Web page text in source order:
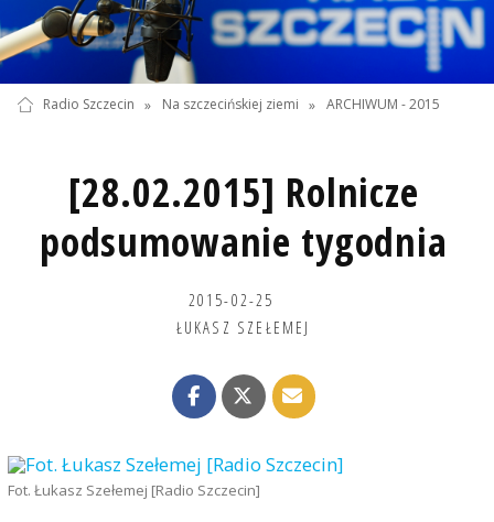
Radio Szczecin » Na szczecińskiej ziemi » ARCHIWUM - 2015
[28.02.2015] Rolnicze
podsumowanie tygodnia
2015-02-25
ŁUKASZ SZEŁEMEJ
Fot. Łukasz Szełemej [Radio Szczecin]